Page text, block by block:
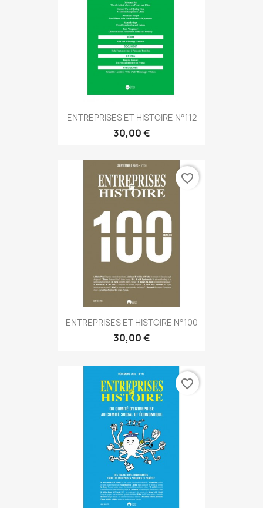
ENTREPRISES ET HISTOIRE N°112
30,00 €
ENTREPRISES ET HISTOIRE N°100
30,00 €
favorite_border
favorite_border